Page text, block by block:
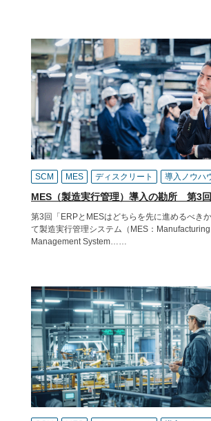
SCM MES ディスクリート 導入ノウハ
MES（製造実行管理）導入の勘所 第3回
第3回「ERPとMESはどちらを先に進めるべき
て製造実行管理システム（MES：
Management System……